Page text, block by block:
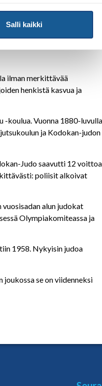
Salli kaikkija ju-jutsu -
uuden
ilman merkittävää
henkistä kasvua ja
-koulua. Vuonna 1880-luvulla
ja Kodokan-judon
Judo saavutti 12 voittoa
poliisit alkoivat
alun judokat
Olympiakomiteassa ja
1958. Nykyisin judoa
joukossa se on viidenneksi